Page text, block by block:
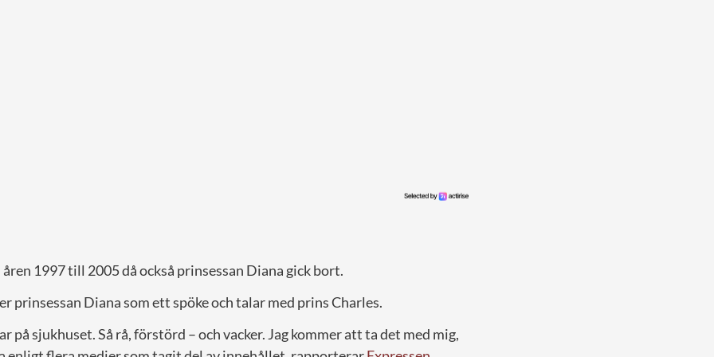
1997 till 2005 då också prinsessan Diana gick bort.
prinsessan Diana som ett spöke och talar med prins Charles.
på sjukhuset. Så rå, förstörd – och vacker. Jag kommer att ta det med mig,